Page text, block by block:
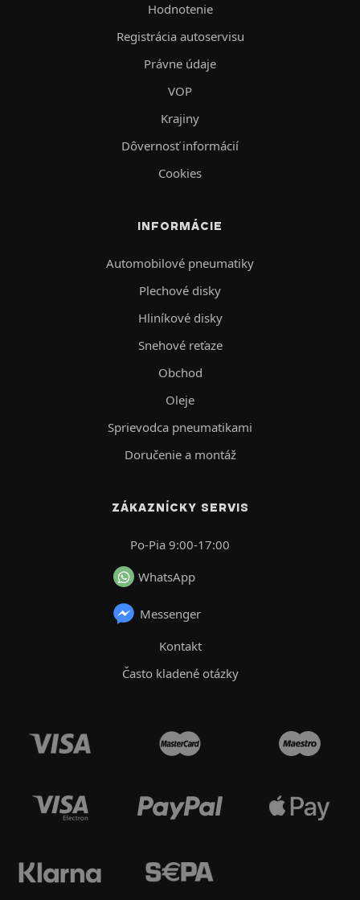
Hodnotenie
Registrácia autoservisu
Právne údaje
VOP
Krajiny
Dôvernosť informácií
Cookies
INFORMÁCIE
Automobilové pneumatiky
Plechové disky
Hliníkové disky
Snehové reťaze
Obchod
Oleje
Sprievodca pneumatikami
Doručenie a montáž
ZÁKAZNÍCKY SERVIS
Po-Pia 9:00-17:00
WhatsApp
Messenger
Kontakt
Často kladené otázky